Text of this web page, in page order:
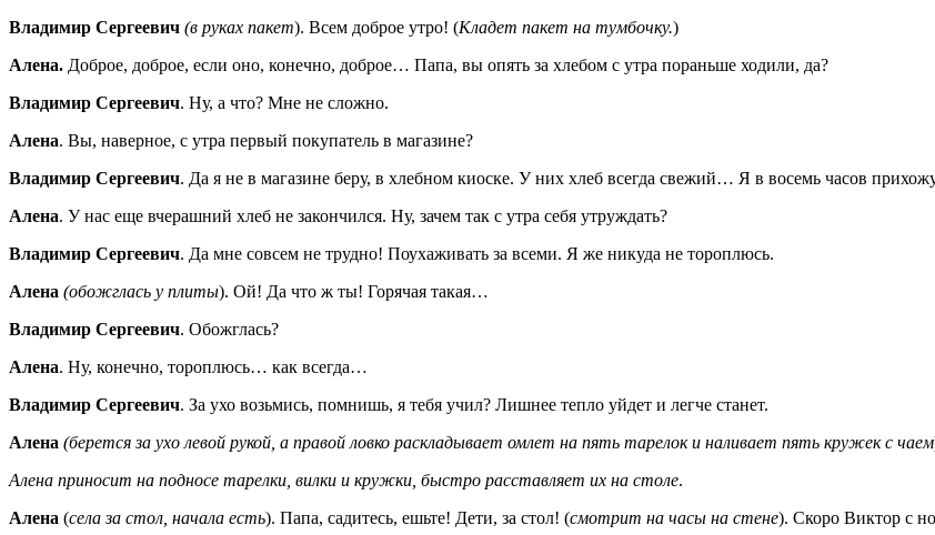
Владимир Сергеевич (в руках пакет). Всем доброе утро! (Кладет пакет на тумбочку.)
Алена. Доброе, доброе, если оно, конечно, доброе… Папа, вы опять за хлебом с утра пораньше ходили, да?
Владимир Сергеевич. Ну, а что? Мне не сложно.
Алена. Вы, наверное, с утра первый покупатель в магазине?
Владимир Сергеевич. Да я не в магазине беру, в хлебном киоске. У них хлеб всегда свежий… Я в восемь часов
Алена. У нас еще вчерашний хлеб не закончился. Ну, зачем так с утра себя утруждать?
Владимир Сергеевич. Да мне совсем не трудно! Поухаживать за всеми. Я же никуда не тороплюсь.
Алена (обожглась у плиты). Ой! Да что ж ты! Горячая такая…
Владимир Сергеевич. Обожглась?
Алена. Ну, конечно, тороплюсь… как всегда…
Владимир Сергеевич. За ухо возьмись, помнишь, я тебя учил? Лишнее тепло уйдет и легче станет.
Алена (берется за ухо левой рукой, а правой ловко раскладывает омлет на пять тарелок и наливает пять кружек с чаем
Алена приносит на подносе тарелки, вилки и кружки, быстро расставляет их на столе.
Алена (села за стол, начала есть). Папа, садитесь, ешьте! Дети, за стол! (смотрит на часы на стене). Скоро Виктор с